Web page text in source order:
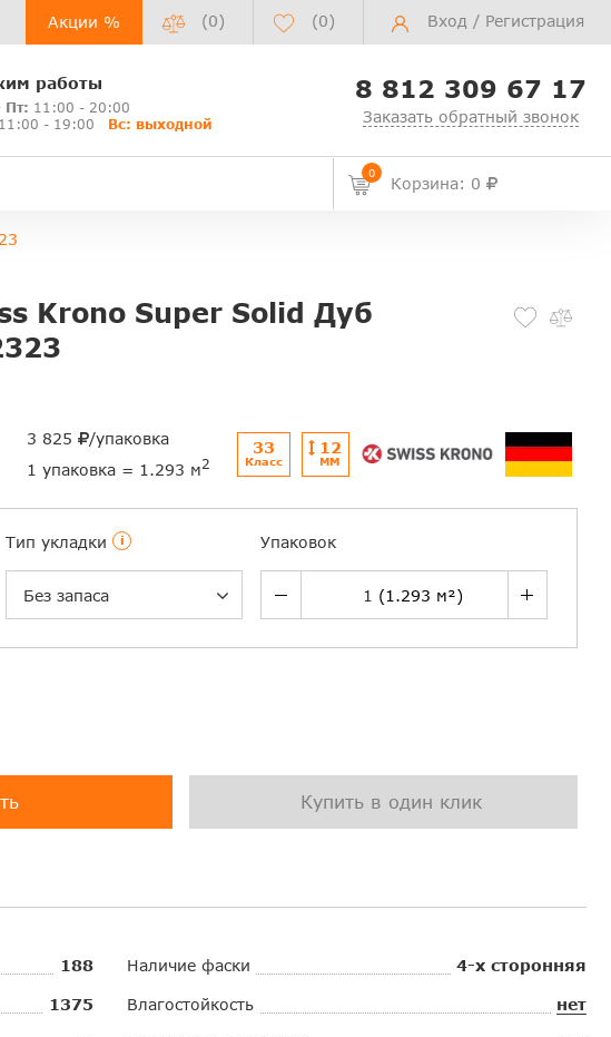
Акции % (0) (0) Вход / Регистрация
работы
Пт: 11:00 - 20:00
11:00 - 19:00 Вс: выходной
8 812 309 67 17
Заказать обратный звонок
0
Корзина: 0
Krono Super Solid Дуб
3 825
/упаковка
1 упаковка = 1.293 м2
33
Класс
12
ММ
Тип укладки i
Без запаса
Упаковок
Купить в один клик
188
1375
Наличие фаски 4-х сторонняя
Влагостойкость нет